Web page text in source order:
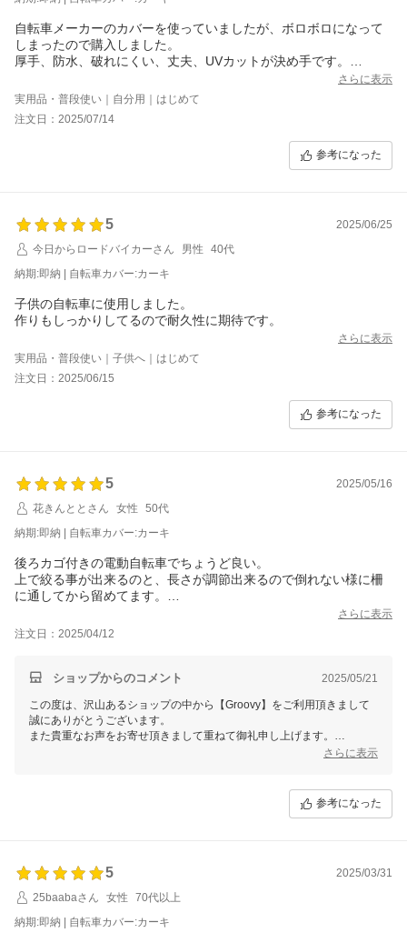
自転車メーカーのカバーを使っていましたが、ボロボロになって
しまったので購入しました。
厚手、防水、破れにくい、丈夫、UVカットが決め手です。
装着はまだ一回だけなのでまごつきましたが、かこれから慣れれ
ば問題ないと思います。
落ち着いた色で満足していますが、ロゴはもっと小さめのもので
目立たないのがあればありがたいです。
さらに表示
実用品・普段使い｜自分用｜はじめて
注文日：2025/07/14
参考になった
5
2025/06/25
今日からロードバイカーさん
男性
40代
納期:即納 | 自転車カバー:カーキ
子供の自転車に使用しました。
作りもしっかりしてるので耐久性に期待です。
さらに表示
実用品・普段使い｜子供へ｜はじめて
注文日：2025/06/15
参考になった
5
2025/05/16
花きんととさん
女性
50代
納期:即納 | 自転車カバー:カーキ
後ろカゴ付きの電動自転車でちょうど良い。
上で絞る事が出来るのと、長さが調節出来るので倒れない様に柵
に通してから留めてます。
タイヤ付近の紐も絞れるので、その後その紐も柵に縛る事で汚れ
防止にもなっています。
さらに表示
注文日：2025/04/12
ショップからのコメント 2025/05/21
この度は、沢山あるショップの中から【Groovy】をご利用頂きまして
誠にありがとうございます。
また貴重なお声をお寄せ頂きまして重ねて御礼申し上げます。
ご満足頂けましたようでスタッフ一同、大変嬉しく思っております。
さらに表示
参考になった
5
2025/03/31
25baabaさん
女性
70代以上
納期:即納 | 自転車カバー:カーキ